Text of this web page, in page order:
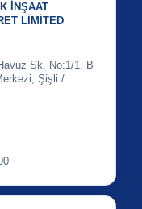
İNŞAAT
LİMİTED
Sk. No:1/1, B
Şişli /